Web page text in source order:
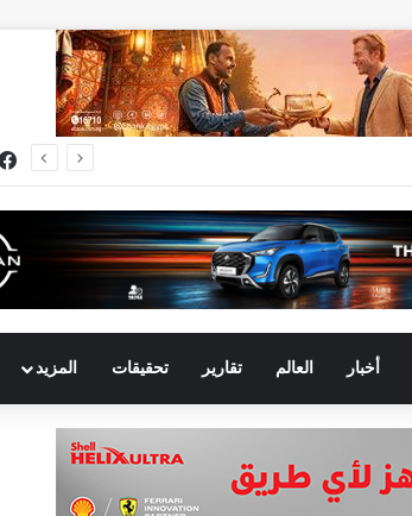
أخبار العالم تقارير تحقيقات المزيد